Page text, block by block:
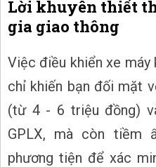
Lời khuyên thiết
gia giao thông
Việc điều khiển xe máy
chỉ khiến bạn đối mặt
(từ 4 - 6 triệu đồng)
GPLX, mà còn tiềm
phương tiện để xác